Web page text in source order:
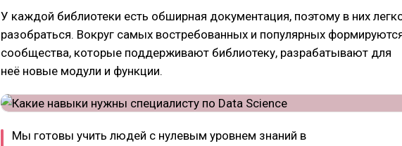
У каждой библиотеки есть обширная документация, поэтому в них
разобраться. Вокруг самых востребованных и популярных
сообщества, которые поддерживают библиотеку, разрабатывают для
неё новые модули и функции.
Мы готовы учить людей с нулевым уровнем знаний в